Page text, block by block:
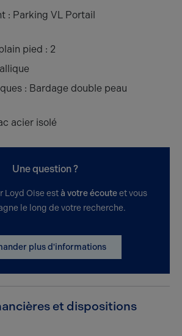
: Parking VL Portail
pied : 2
: Bardage double peau
acier isolé
Une question ?
Loyd Oise est à votre écouteet vous
le long de votre recherche.
plus d'informations
et dispositions